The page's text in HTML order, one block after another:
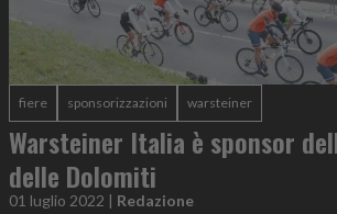
fiere sponsorizzazioni warsteiner
Warsteiner Italia è sponsor
delle Dolomiti
01 luglio 2022 | Redazione